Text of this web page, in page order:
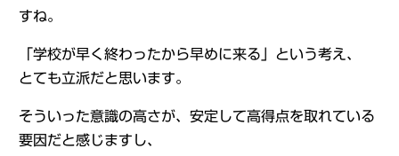
すね。
「学校が早く終わったから早めに来る」という考え、
とても立派だと思います。
そういった意識の高さが、安定して高得点を取れている
要因だと感じますし、